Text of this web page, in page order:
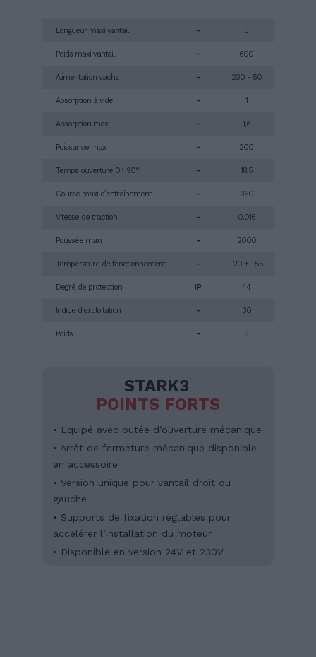
Longueur maxi vantail
Poids maxi vantail
Alimentation vachz
Absorption à vide
Absorption maxi
Puissance maxi
Temps ouverture 0÷ 90°
Course maxi d’entraînement
Vitesse de traction
Poussée maxi
Température de fonctionnement
Degré de protection
Indice d’exploitation
Poids
-
-
-
-
-
-
-
-
-
-
-
IP
-
-
3
600
230 - 50
1
1,6
200
18,5
360
0,016
2000
-20 ÷ +55
44
30
8
STARK3
POINTS FORTS
• Equipé avec butée d’ouverture mécanique
• Arrêt de fermeture mécanique disponible
en accessoire
• Version unique pour vantail droit ou
gauche
• Supports de fixation réglables pour
accélérer l’installation du moteur
• Disponible en version 24V et 230V